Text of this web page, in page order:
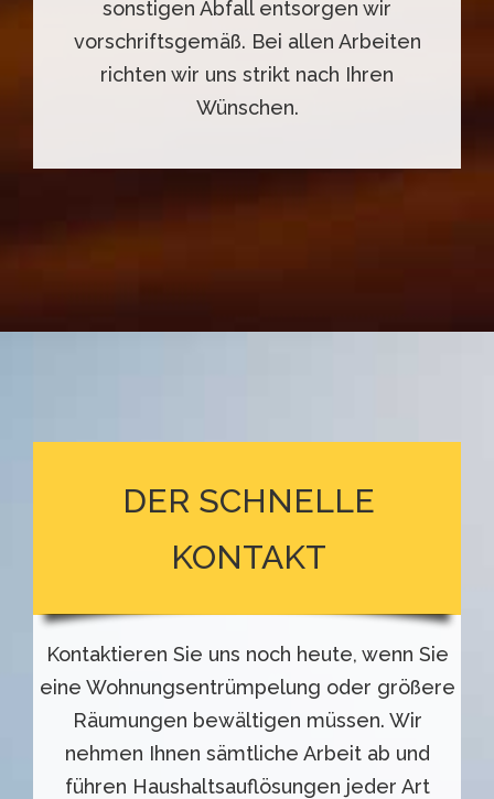
sonstigen Abfall entsorgen wir
vorschriftsgemäß. Bei allen Arbeiten
richten wir uns strikt nach Ihren
Wünschen.
DER SCHNELLE
KONTAKT
Kontaktieren Sie uns noch heute, wenn Sie
eine Wohnungsentrümpelung oder größere
Räumungen bewältigen müssen. Wir
nehmen Ihnen sämtliche Arbeit ab und
führen Haushaltsauflösungen jeder Art